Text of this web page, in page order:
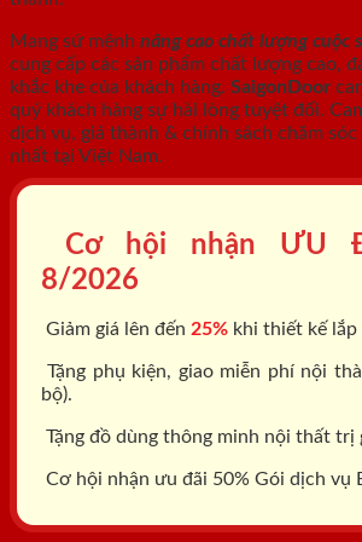
Mang sứ mệnh nâng cao chất lượng cuộc
cung cấp các sản phẩm chất lượng cao,
khắc khe của khách hàng. SaigonDoor
quý khách hàng sự hài lòng tuyệt đối.
dịch vụ, giá thành & chính sách chăm
nhất tại Việt Nam.
Cơ hội nhận ƯU
8/2026
Giảm giá lên đến 25% khi thiết kế
Tặng phụ kiện, giao miễn phí nội
bộ).
Tặng đồ dùng thông minh nội thất trị
Cơ hội nhận ưu đãi 50% Gói dịch vụ